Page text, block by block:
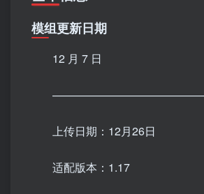
模组更新日期
12 月 7 日
上传日期：12月26日
适配版本：1.17